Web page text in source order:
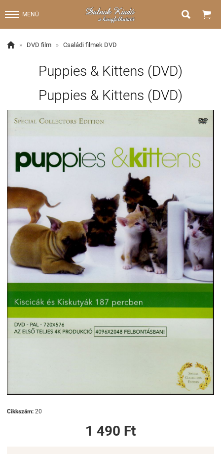
MENÜ  
 » DVD film » Családi filmek DVD
Puppies & Kittens (DVD)
Puppies & Kittens (DVD)
Cikkszám: 20
1 490 Ft